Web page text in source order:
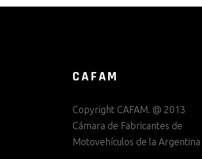
CAFAM
Copyright CAFAM. @ 2013
Cámara de Fabricantes de
Motovehículos de la Argentina